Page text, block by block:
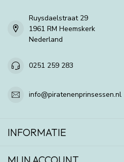
Ruysdaelstraat 29
1961 RM Heemskerk
Nederland
0251 259 283
info@piratenenprinsessen.nl
INFORMATIE